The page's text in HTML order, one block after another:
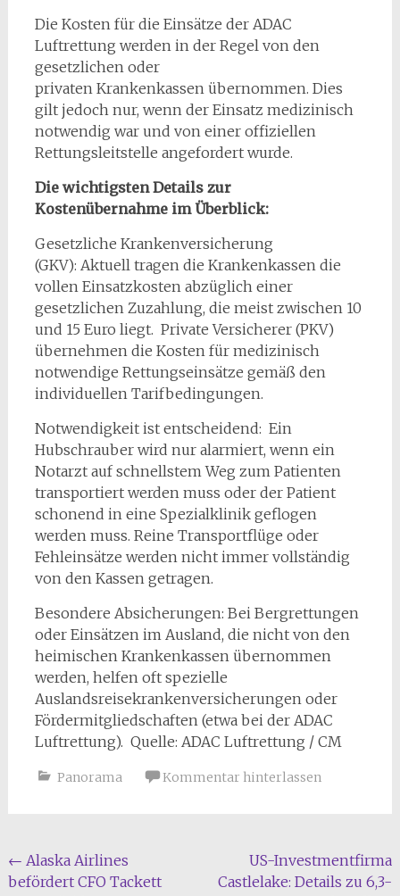
Die Kosten für die Einsätze der ADAC
Luftrettung werden in der Regel von den
gesetzlichen oder
privaten Krankenkassen übernommen. Dies
gilt jedoch nur, wenn der Einsatz medizinisch
notwendig war und von einer offiziellen
Rettungsleitstelle angefordert wurde.
Die wichtigsten Details zur
Kostenübernahme im Überblick:
Gesetzliche Krankenversicherung
(GKV): Aktuell tragen die Krankenkassen die
vollen Einsatzkosten abzüglich einer
gesetzlichen Zuzahlung, die meist zwischen 10
und 15 Euro liegt. Private Versicherer (PKV)
übernehmen die Kosten für medizinisch
notwendige Rettungseinsätze gemäß den
individuellen Tarifbedingungen.
Notwendigkeit ist entscheidend: Ein
Hubschrauber wird nur alarmiert, wenn ein
Notarzt auf schnellstem Weg zum Patienten
transportiert werden muss oder der Patient
schonend in eine Spezialklinik geflogen
werden muss. Reine Transportflüge oder
Fehleinsätze werden nicht immer vollständig
von den Kassen getragen.
Besondere Absicherungen: Bei Bergrettungen
oder Einsätzen im Ausland, die nicht von den
heimischen Krankenkassen übernommen
werden, helfen oft spezielle
Auslandsreisekrankenversicherungen oder
Fördermitgliedschaften (etwa bei der ADAC
Luftrettung). Quelle: ADAC Luftrettung / CM
Panorama Kommentar hinterlassen
Beitragsnavigation
← Alaska Airlines
befördert CFO Tackett
US-Investmentfirma
Castlelake: Details zu 6,3-